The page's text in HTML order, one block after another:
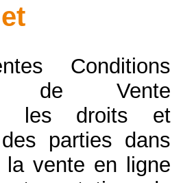
Conditions
de Vente
les droits et
parties dans
vente en ligne